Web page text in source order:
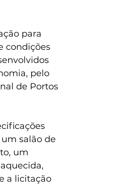
para
condições
pelo
de Portos
salão de
um
a licitação